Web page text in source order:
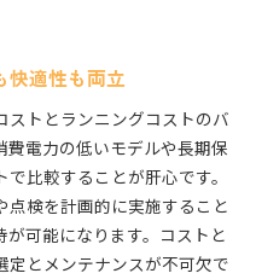
快適性も両立
トとランニングコストのバ
費電力の低いモデルや長期保
比較することが肝心です。
点検を計画的に実施すること
可能になります。コストと
とメンテナンスが不可欠で